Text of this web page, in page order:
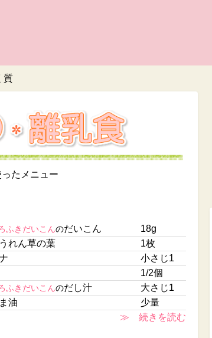
質
ったメニュー
ふきだいこんのだいこん
18g
れん草の葉
1枚
小さじ1
1/2個
ふきだいこんのだし汁
大さじ1
油
少量
≫ 続きを読む